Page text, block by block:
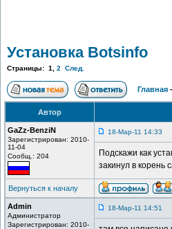
Установка Botsinfo
Страницы: 1 2 След.
Главная
Автор
GaZz-BenziN
Зарегистрирован: 2010-
11-04
Сообщ.: 204
18-Мар-11 14:33
Подскажи как
закинул в корень
Вернуться к началу
Admin
Администратор
Зарегистрирован: 2010-
18-Мар-11 14:51